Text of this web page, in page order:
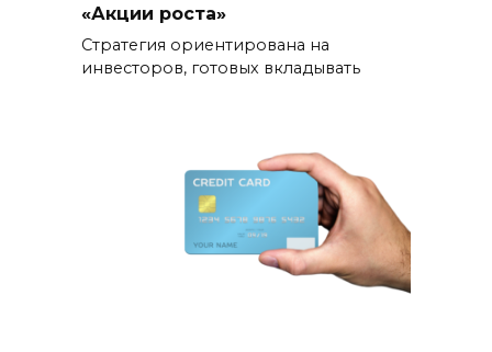
«Акции роста»
Стратегия ориентирована на
инвесторов, готовых вкладывать